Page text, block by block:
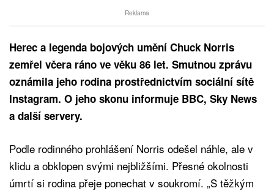
Reklama
Herec a legenda bojových umění Chuck Norris
zemřel včera ráno ve věku 86 let. Smutnou zprávu
oznámila jeho rodina prostřednictvím sociální sítě
Instagram. O jeho skonu informuje BBC, Sky News
a další servery.
Podle rodinného prohlášení Norris odešel náhle, ale v
klidu a obklopen svými nejbližšími. Přesné okolnosti
úmrtí si rodina přeje ponechat v soukromí. „S těžkým